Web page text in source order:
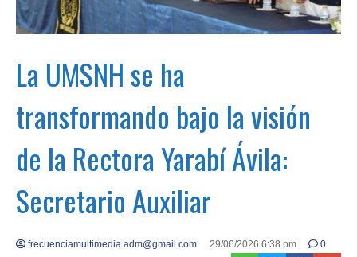
La UMSNH se ha
transformando bajo la visión
de la Rectora Yarabí Ávila:
Secretario Auxiliar
frecuenciamultimedia.adm@gmail.com 29/06/2026 6:38 pm 0